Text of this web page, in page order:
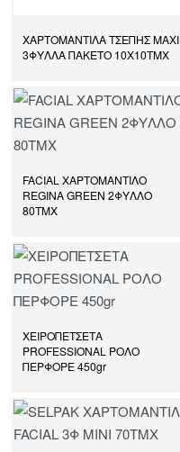
ΧΑΡΤΟΜΑΝΤΙΛΑ ΤΣΕΠΗΣ ΜΑΧΙ
3ΦΥΛΛΑ ΠΑΚΕΤΟ 10Χ10ΤΜΧ
FACIAL ΧΑΡΤΟΜΑΝΤΙΛΟ
REGINA GREEN 2ΦΥΛΛΟ
80ΤΜΧ
ΧΕΙΡΟΠΕΤΣΕΤΑ
PROFESSIONAL ΡΟΛΟ
ΠΕΡΦΟΡΕ 450gr